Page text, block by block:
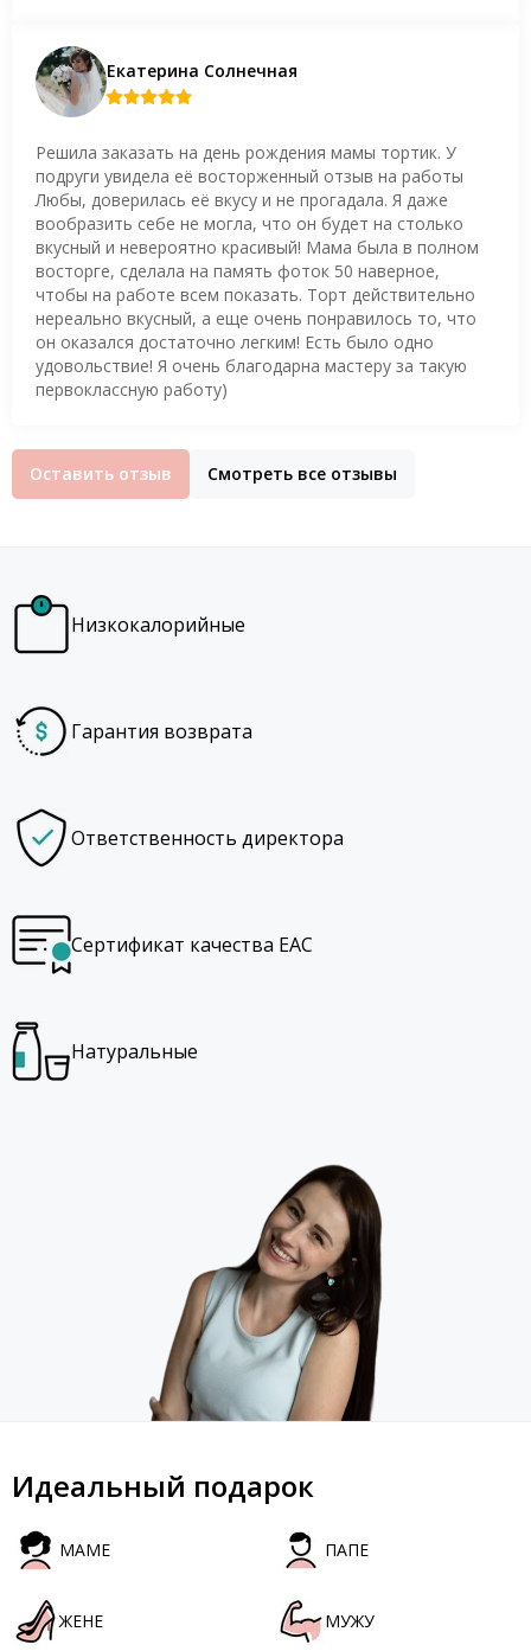
Екатерина Солнечная
Решила заказать на день рождения мамы тортик. У
подруги увидела её восторженный отзыв на работы
Любы, доверилась её вкусу и не прогадала. Я даже
вообразить себе не могла, что он будет на столько
вкусный и невероятно красивый! Мама была в полном
восторге, сделала на память фоток 50 наверное,
чтобы на работе всем показать. Торт действительно
нереально вкусный, а еще очень понравилось то, что
он оказался достаточно легким! Есть было одно
удовольствие! Я очень благодарна мастеру за такую
первоклассную работу)
Оставить отзыв Смотреть все отзывы
Низкокалорийные
Гарантия возврата
Ответственность директора
Сертификат качества EAC
Натуральные
Идеальный подарок
МАМЕ ПАПЕ
ЖЕНЕ МУЖУ